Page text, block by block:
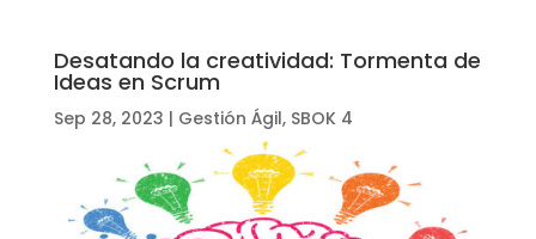
Desatando la creatividad: Tormenta de
Ideas en Scrum
Sep 28, 2023 | Gestión Ágil, SBOK 4